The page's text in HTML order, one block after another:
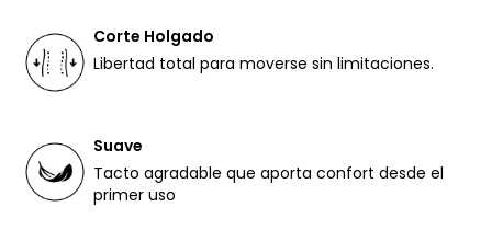
Corte Holgado
Libertad total para moverse sin limitaciones.
Suave
Tacto agradable que aporta confort desde el
primer uso